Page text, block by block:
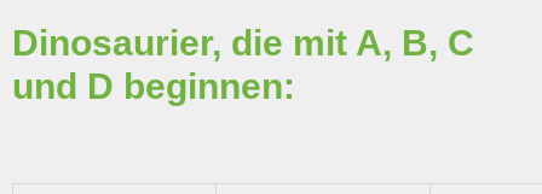
Dinosaurier, die mit A, B, C
und D beginnen: